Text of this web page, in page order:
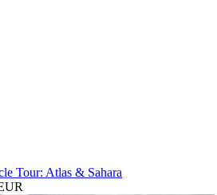
Tour: Atlas & Sahara